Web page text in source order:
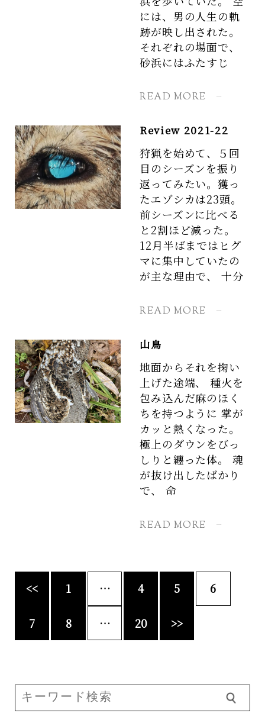
には、男の人生の軌
跡が映し出された。
それぞれの場面で、
砂浜にはふたすじ
READ MORE
Review 2021-22
狩猟を始めて、５回
目のシーズンを振り
返ってみたい。獲っ
たエゾシカは23頭。
前シーズンに比べる
と2割ほど減った。
12月半ばまではヒグ
マに集中していたの
が主な理由で、 十分
READ MORE
山鳥
地面からそれを掬い
上げた途端、 種火を
包み込んだ麻のほく
ちを持つように 掌が
カッと熱くなった。
極上のダウンをびっ
しりと纏った体。 魂
が抜け出したばかり
で、 命
READ MORE
投
稿
ペ
ジ
送
<< 1 … 4 5 6
7 8 … 20 >>